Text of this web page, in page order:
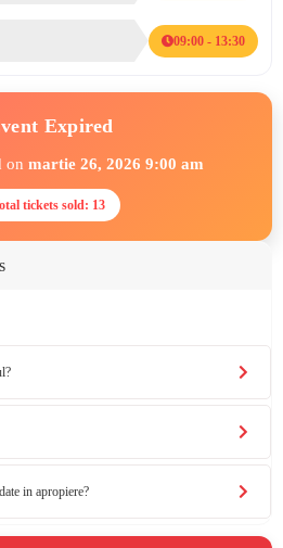
09:00 - 13:30
Expired
on martie 26, 2026 9:00 am
tickets sold: 13
in apropiere?